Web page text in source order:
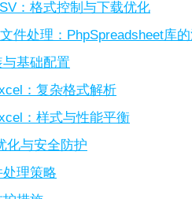
：格式控制与下载优化
件处理：PhpSpreadsheet库
基础配置
：复杂格式解析
：样式与性能平衡
化与安全防护
理策略